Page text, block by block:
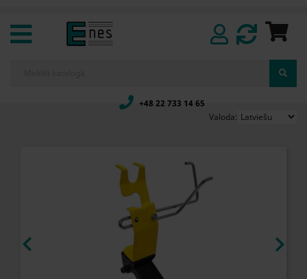
+48 22 733 14 65
Valoda:
 